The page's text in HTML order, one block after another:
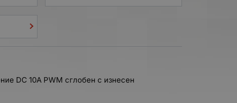
DC 10А PWM сглобен с изнесен